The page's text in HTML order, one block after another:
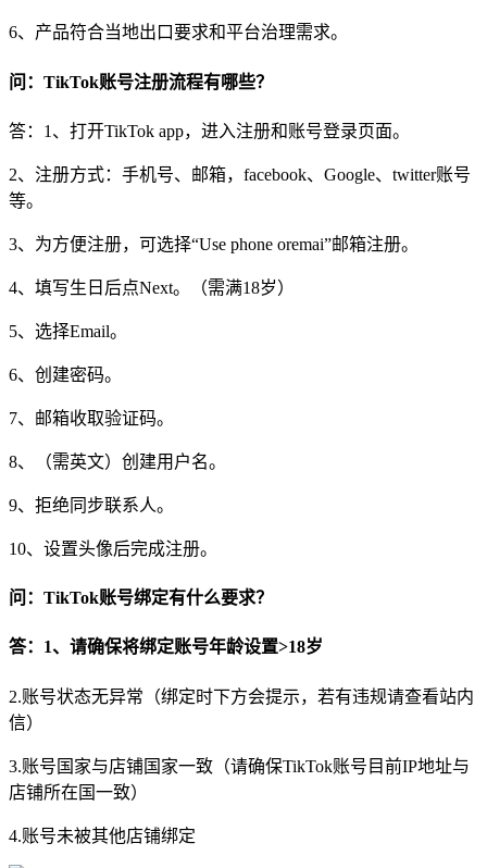
6、产品符合当地出口要求和平台治理需求。
问：TikTok账号注册流程有哪些？
答：1、打开TikTok app，进入注册和账号登录页面。
2、注册方式：手机号、邮箱，facebook、Google、twitter账号
等。
3、为方便注册，可选择“Use phone oremai”邮箱注册。
4、填写生日后点Next。（需满18岁）
5、选择Email。
6、创建密码。
7、邮箱收取验证码。
8、（需英文）创建用户名。
9、拒绝同步联系人。
10、设置头像后完成注册。
问：TikTok账号绑定有什么要求？
答：1、请确保将绑定账号年龄设置>18岁
2.账号状态无异常（绑定时下方会提示，若有违规请查看站内
信）
3.账号国家与店铺国家一致（请确保TikTok账号目前IP地址与
店铺所在国一致）
4.账号未被其他店铺绑定